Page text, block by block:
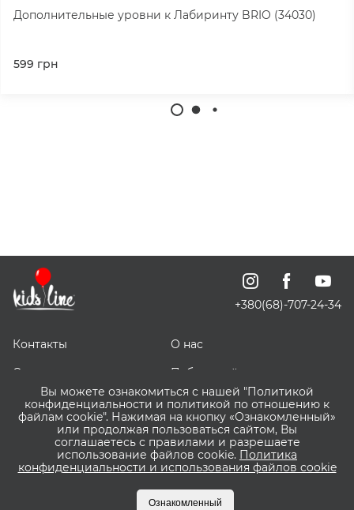
Дополнительные уровни к Лабиринту BRIO (34030)
599 грн
+380(68)-707-24-34
Контакты
О нас
Отзывы о нас
Публичный договор
СКИДОЧКИ
Доставка, оплата и
возврат
Оптовым покупателям
Сервис ВИШЛИСТ ВАУ
Что такое Пакунок
Бонусная программа
Kidsline
Вы можете ознакомиться с нашей "Политикой
конфиденциальности и политикой по отношению к
файлам cookie". Нажимая на кнопку «Ознакомленный»
или продолжая пользоваться сайтом, Вы
соглашаетесь с правилами и разрешаете
использование файлов cookie. Политика
конфиденциальности и использования файлов cookie
Ознакомленный